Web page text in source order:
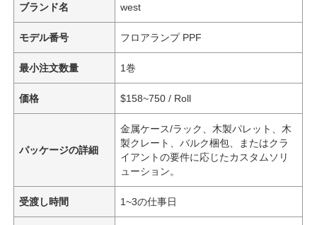
ブランド名 west
モデル番号 フロアランプ PPF
最小注文数量 1巻
価格 $158~750 / Roll
パッケージの詳細
金属ケース/ラック、木製パレット、木
製クレート、バルク梱包、またはクラ
イアントの要件に応じたカスタムソリ
ューション。
受渡し時間 1~3の仕事日